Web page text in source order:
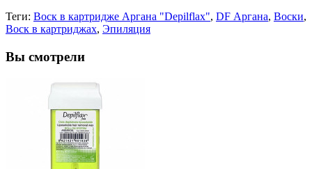
Теги: Воск в картридже Аргана "Depilflax", DF Аргана, Воски,
Воск в картриджах, Эпиляция
Вы смотрели